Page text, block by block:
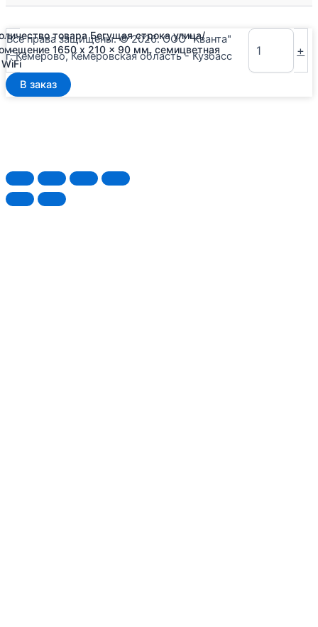
Все права защищены. © 2026. ООО "Кванта"
г. Кемерово, Кемеровская область - Кузбасс
-
товара Бегущая строка улица/
1650 x 210 x 90 мм, семицветная
+
В заказ